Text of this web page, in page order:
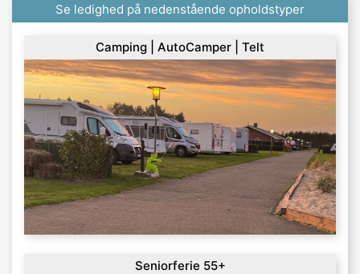
Se ledighed på nedenstående opholdstyper
Camping | AutoCamper | Telt
Seniorferie 55+